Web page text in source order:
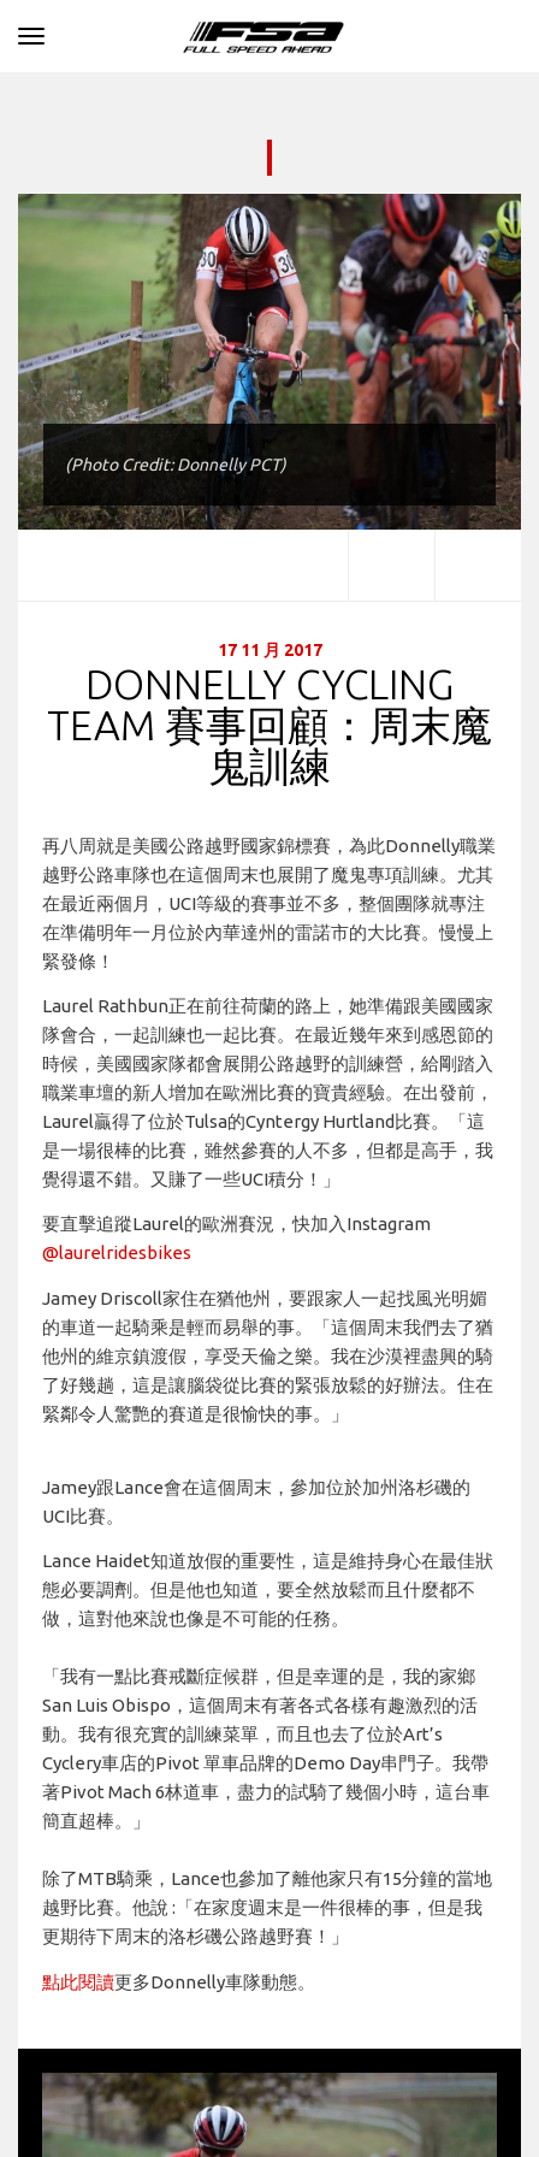
Toggle navigation
(Photo Credit: Donnelly PCT)
17 11 月 2017
DONNELLY CYCLING
TEAM 賽事回顧：周末魔
鬼訓練
再八周就是美國公路越野國家錦標賽，為此Donnelly職業
越野公路車隊也在這個周末也展開了魔鬼專項訓練。尤其
在最近兩個月，UCI等級的賽事並不多，整個團隊就專注
在準備明年一月位於內華達州的雷諾市的大比賽。慢慢上
緊發條！
Laurel Rathbun正在前往荷蘭的路上，她準備跟美國國家
隊會合，一起訓練也一起比賽。在最近幾年來到感恩節的
時候，美國國家隊都會展開公路越野的訓練營，給剛踏入
職業車壇的新人增加在歐洲比賽的寶貴經驗。在出發前，
Laurel贏得了位於Tulsa的Cyntergy Hurtland比賽。「這
是一場很棒的比賽，雖然參賽的人不多，但都是高手，我
覺得還不錯。又賺了一些UCI積分！」
要直擊追蹤Laurel的歐洲賽況，快加入Instagram
@laurelridesbikes
Jamey Driscoll家住在猶他州，要跟家人一起找風光明媚
的車道一起騎乘是輕而易舉的事。「這個周末我們去了猶
他州的維京鎮渡假，享受天倫之樂。我在沙漠裡盡興的騎
了好幾趟，這是讓腦袋從比賽的緊張放鬆的好辦法。住在
緊鄰令人驚艷的賽道是很愉快的事。」
Jamey跟Lance會在這個周末，參加位於加州洛杉磯的
UCI比賽。
Lance Haidet知道放假的重要性，這是維持身心在最佳狀
態必要調劑。但是他也知道，要全然放鬆而且什麼都不
做，這對他來說也像是不可能的任務。
「我有一點比賽戒斷症候群，但是幸運的是，我的家鄉
San Luis Obispo，這個周末有著各式各樣有趣激烈的活
動。我有很充實的訓練菜單，而且也去了位於Art’s
Cyclery車店的Pivot 單車品牌的Demo Day串門子。我帶
著Pivot Mach 6林道車，盡力的試騎了幾個小時，這台車
簡直超棒。」
除了MTB騎乘，Lance也參加了離他家只有15分鐘的當地
越野比賽。他說 :「在家度週末是一件很棒的事，但是我
更期待下周末的洛杉磯公路越野賽！」
點此閱讀更多Donnelly車隊動態。